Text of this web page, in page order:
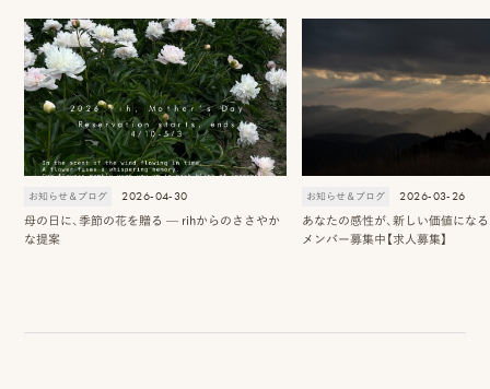
お知らせ＆ブログ 2026-04-30
母の日に、季節の花を贈る — rihからのささやか
な提案
お知らせ＆ブログ 2026-03-26
あなたの感性が、新しい価値にな
メンバー募集中【求人募集】